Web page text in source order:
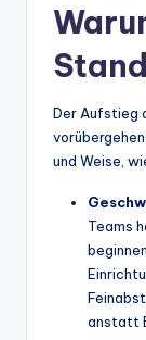
Der Aufstieg
und Weise,
Teams
anstatt